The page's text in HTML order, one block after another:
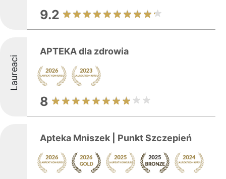
9.2
Laureaci
APTEKA dla zdrowia
8
Apteka Mniszek | Punkt Szczepień